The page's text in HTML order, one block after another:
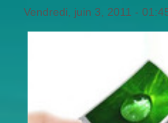
Vendredi, juin 3, 2011 -